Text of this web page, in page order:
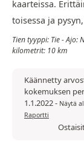
kaarteissa.
toisessa ja
Tien tyyppi: Tie - Ajo:
kilometrit: 10 km
Käännetty
kokemuksen
1.1.2022- Näytä
Raportti